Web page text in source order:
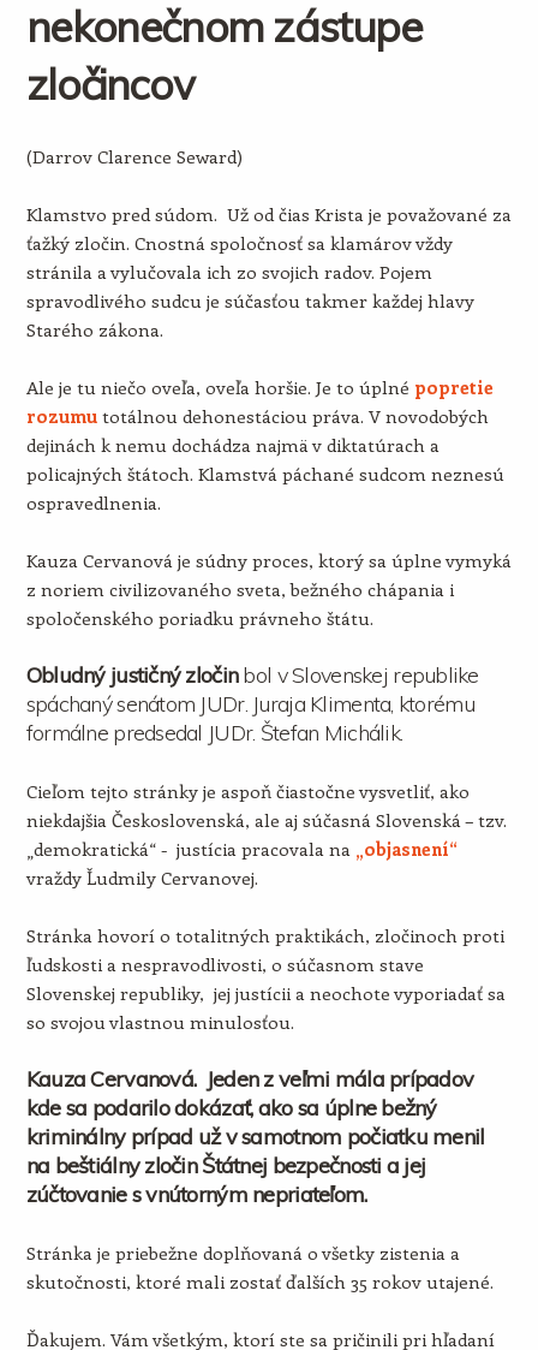
nekonečnom zástupe
zločincov
(Darrov Clarence Seward)
Klamstvo pred súdom. Už od čias Krista je považované za
ťažký zločin. Cnostná spoločnosť sa klamárov vždy
stránila a vylučovala ich zo svojich radov. Pojem
spravodlivého sudcu je súčasťou takmer každej hlavy
Starého zákona.
Ale je tu niečo oveľa, oveľa horšie. Je to úplné popretie
rozumutotálnou dehonestáciou práva. V novodobých
dejinách k nemu dochádza najmä v diktatúrach a
policajných štátoch. Klamstvá páchané sudcom neznesú
ospravedlnenia.
Kauza Cervanová je súdny proces, ktorý sa úplne vymyká
z noriem civilizovaného sveta, bežného chápania i
spoločenského poriadku právneho štátu.
Obludný justičný zločinbol v Slovenskej republike
spáchaný senátom JUDr. Juraja Klimenta, ktorému
formálne predsedal JUDr. Štefan Michálik.
Cieľom tejto stránky je aspoň čiastočne vysvetliť, ako
niekdajšia Československá, ale aj súčasná Slovenská – tzv.
„demokratická“ - justícia pracovala na „objasnení“
vraždy Ľudmily Cervanovej.
Stránka hovorí o totalitných praktikách, zločinoch proti
ľudskosti a nespravodlivosti, o súčasnom stave
Slovenskej republiky, jej justícii a neochote vyporiadať sa
so svojou vlastnou minulosťou.
Kauza Cervanová. Jeden z veľmi mála prípadov
kde sa podarilo dokázať, ako sa úplne bežný
kriminálny prípad už v samotnom počiatku menil
na beštiálny zločin Štátnej bezpečnosti a jej
zúčtovanie s vnútorným nepriateľom.
Stránka je priebežne doplňovaná o všetky zistenia a
skutočnosti, ktoré mali zostať ďalších 35 rokov utajené.
Ďakujem. Vám všetkým, ktorí ste sa pričinili pri hľadaní